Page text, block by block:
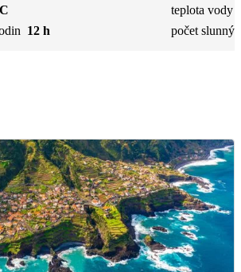
12 h
teplota vody
počet